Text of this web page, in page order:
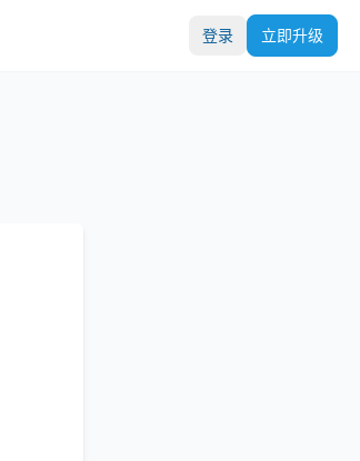
登录 立即升级